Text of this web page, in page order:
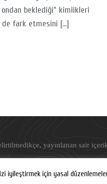
beklediği” kimlikleri
de fark etmesini […]
yayınlanan sair
iyileştirmek için yasal